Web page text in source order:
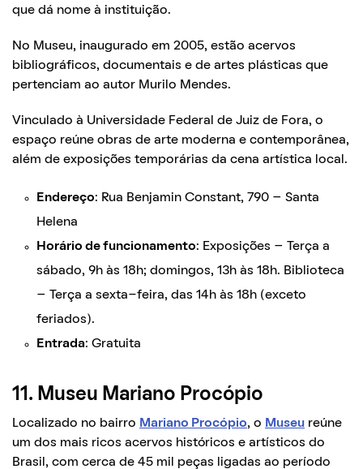
que dá nome à instituição.
No Museu, inaugurado em 2005, estão acervos
bibliográficos, documentais e de artes plásticas que
pertenciam ao autor Murilo Mendes.
Vinculado à Universidade Federal de Juiz de Fora, o
espaço reúne obras de arte moderna e contemporânea,
além de exposições temporárias da cena artística local.
Endereço: Rua Benjamin Constant, 790 – Santa
Helena
Horário de funcionamento: Exposições – Terça a
sábado, 9h às 18h; domingos, 13h às 18h. Biblioteca
– Terça a sexta-feira, das 14h às 18h (exceto
feriados).
Entrada: Gratuita
11. Museu Mariano Procópio
Localizado no bairro Mariano Procópio, o Museu reúne
um dos mais ricos acervos históricos e artísticos do
Brasil, com cerca de 45 mil peças ligadas ao período